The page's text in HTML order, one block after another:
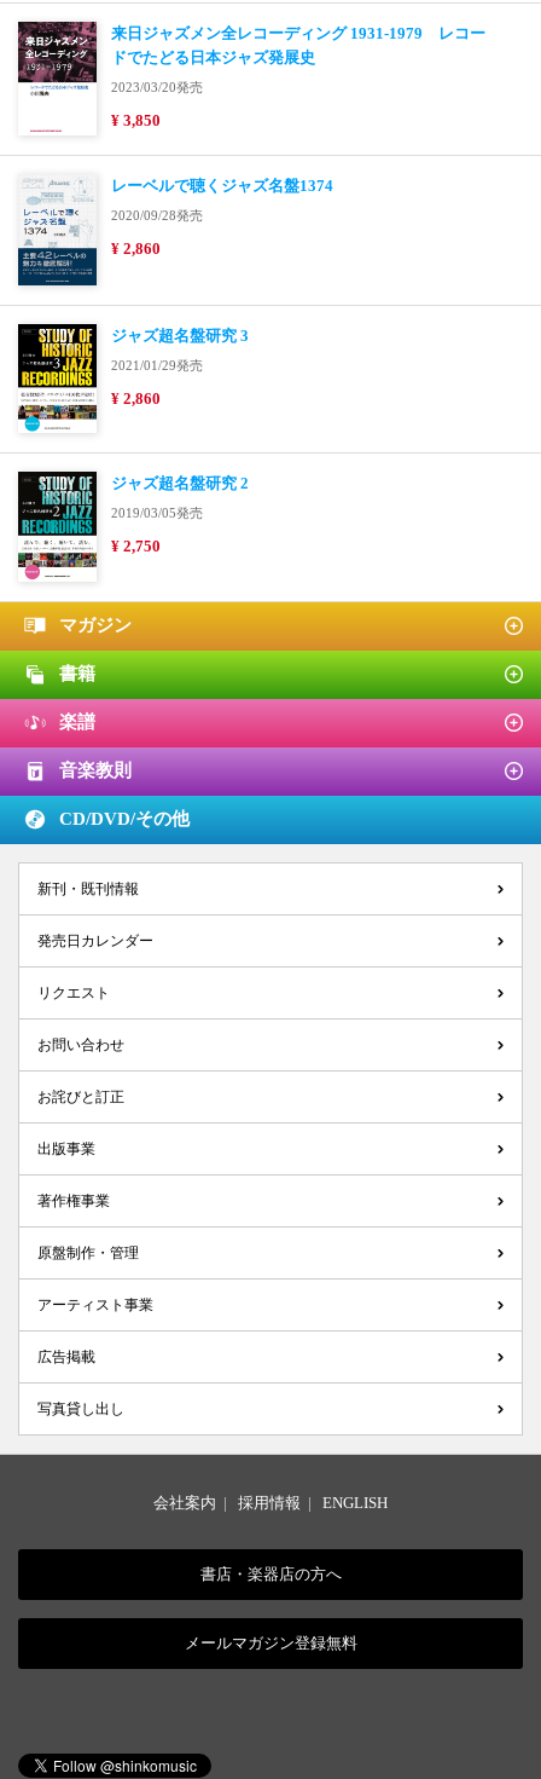
来日ジャズメン全レコーディング 1931-1979 レコー
ドでたどる日本ジャズ発展史
2023/03/20発売
¥ 3,850
レーベルで聴くジャズ名盤1374
2020/09/28発売
¥ 2,860
ジャズ超名盤研究 3
2021/01/29発売
¥ 2,860
ジャズ超名盤研究 2
2019/03/05発売
¥ 2,750
マガジン
書籍
楽譜
音楽教則
CD/DVD/その他
新刊・既刊情報
発売日カレンダー
リクエスト
お問い合わせ
お詫びと訂正
出版事業
著作権事業
原盤制作・管理
アーティスト事業
広告掲載
写真貸し出し
会社案内 | 採用情報 | ENGLISH
書店・楽器店の方へ
メールマガジン登録無料